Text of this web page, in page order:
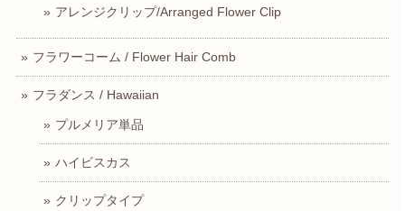
アレンジクリップ/Arranged Flower Clip
フラワーコーム / Flower Hair Comb
フラダンス / Hawaiian
プルメリア単品
ハイビスカス
クリップタイプ